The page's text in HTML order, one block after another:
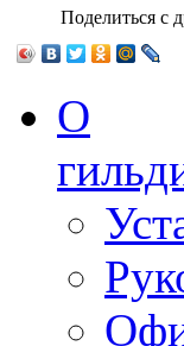
Поделиться с
О